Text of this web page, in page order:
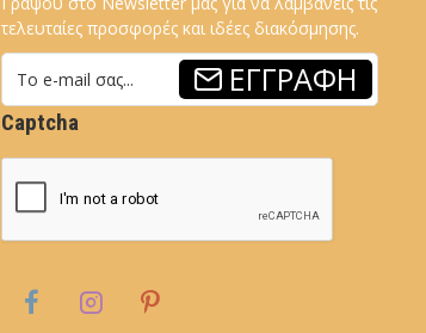
τελευταίες προσφορές και ιδέες διακόσμησης.
ΕΓΓΡΑΦΉ
Captcha